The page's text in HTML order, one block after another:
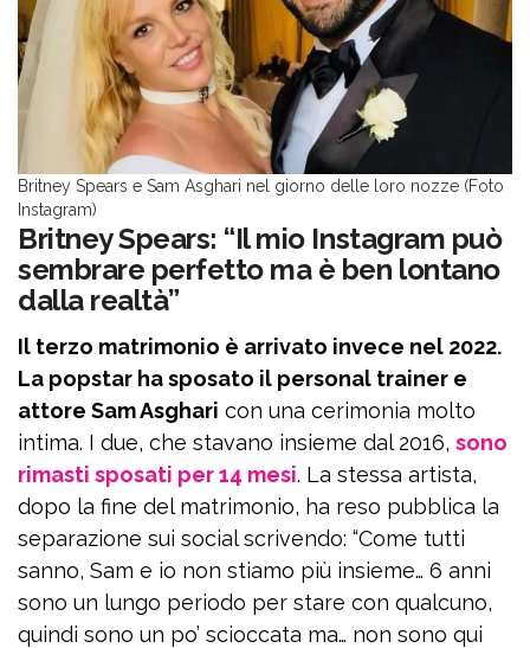
Britney Spears e Sam Asghari nel giorno delle loro nozze (Foto
Instagram)
Britney Spears: “Il mio Instagram può
sembrare perfetto ma è ben lontano
dalla realtà”
Il terzo matrimonio è arrivato invece nel 2022.
La popstar ha sposato il personal trainer e
attore Sam Asghari con una cerimonia molto
intima. I due, che stavano insieme dal 2016, sono
rimasti sposati per 14 mesi. La stessa artista,
dopo la fine del matrimonio, ha reso pubblica la
separazione sui social scrivendo: “Come tutti
sanno, Sam e io non stiamo più insieme… 6 anni
sono un lungo periodo per stare con qualcuno,
quindi sono un po’ scioccata ma… non sono qui